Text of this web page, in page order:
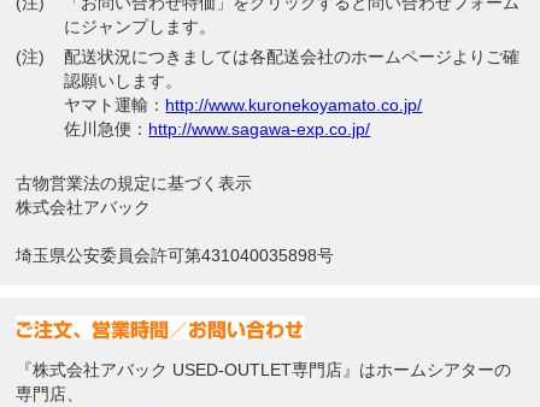
にジャンプします。
(注)
配送状況につきましては各配送会社のホームページよりご確
認願いします。
ヤマト運輸： http://www.kuronekoyamato.co.jp/
佐川急便： http://www.sagawa-exp.co.jp/
古物営業法の規定に基づく表示
株式会社アバック
埼玉県公安委員会許可第431040035898号
『株式会社アバック USED-OUTLET専門店』はホームシアターの
専門店、